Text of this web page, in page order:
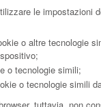
le impostazioni
o altre tecnologie
o tecnologie simili;
o tecnologie simili